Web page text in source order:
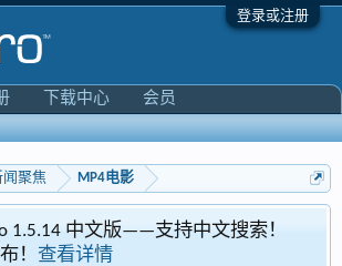
登录或注册
闻聚焦 MP4电影
1.5.14 中文版——支持中文搜索！
！ 查看详情
下载中心 会员